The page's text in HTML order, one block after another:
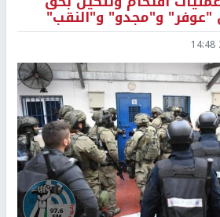
و"مجدو" و"النقب"